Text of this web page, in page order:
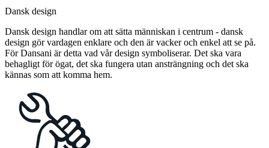
Dansk design
Dansk design handlar om att sätta människan i centrum - dansk
design gör vardagen enklare och den är vacker och enkel att se på.
För Dansani är detta vad vår design symboliserar. Det ska vara
behagligt för ögat, det ska fungera utan ansträngning och det ska
kännas som att komma hem.